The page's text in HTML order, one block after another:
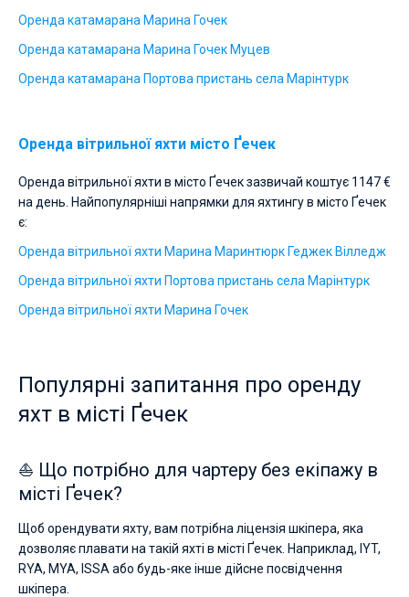
Оренда катамарана Марина Гочек
Оренда катамарана Марина Гочек Муцев
Оренда катамарана Портова пристань села Марінтурк
Оренда вітрильної яхти місто Ґечек
Оренда вітрильної яхти в місто Ґечек зазвичай коштує 1147 €
на день. Найпопулярніші напрямки для яхтингу в місто Ґечек
є:
Оренда вітрильної яхти Марина Маринтюрк Геджек Вілледж
Оренда вітрильної яхти Портова пристань села Марінтурк
Оренда вітрильної яхти Марина Гочек
Популярні запитання про оренду
яхт в місті Ґечек
⛵ Що потрібно для чартеру без екіпажу в
місті Ґечек?
Щоб орендувати яхту, вам потрібна ліцензія шкіпера, яка
дозволяє плавати на такій яхті в місті Ґечек. Наприклад, IYT,
RYA, MYA, ISSA або будь-яке інше дійсне посвідчення
шкіпера.